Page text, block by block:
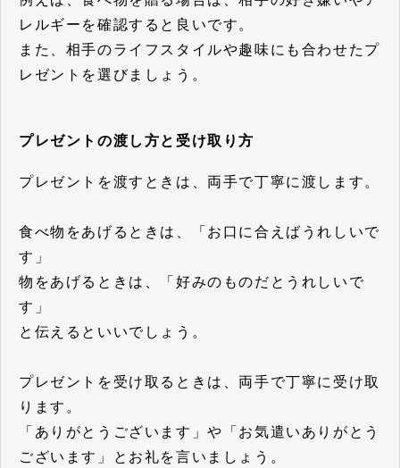
レルギーを確認すると良いです。
また、相手のライフスタイルや趣味にも合わせたプ
レゼントを選びましょう。
プレゼントの渡し方と受け取り方
プレゼントを渡すときは、両手で丁寧に渡します。
食べ物をあげるときは、「お口に合えばうれしいで
す」
物をあげるときは、「好みのものだとうれしいで
す」
と伝えるといいでしょう。
プレゼントを受け取るときは、両手で丁寧に受け取
ります。
「ありがとうございます」や「お気遣いありがとう
ございます」とお礼を言いましょう。